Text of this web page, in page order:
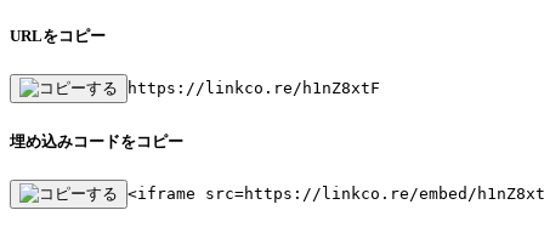
URLをコピー
https://linkco.re/h1nZ8xtF
埋め込みコードをコピー
<iframe src=https://linkco.re/embed/